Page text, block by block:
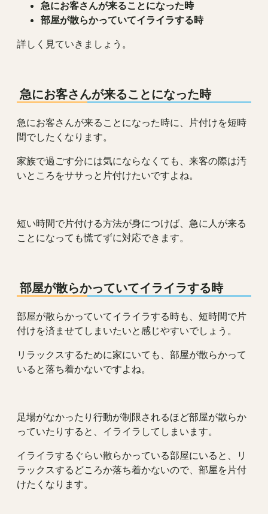
急にお客さんが来ることになった時
部屋が散らかっていてイライラする時
詳しく見ていきましょう。
急にお客さんが来ることになった時
急にお客さんが来ることになった時に、片付けを短時
間でしたくなります。
家族で過ごす分には気にならなくても、来客の際は汚
いところをササっと片付けたいですよね。
短い時間で片付ける方法が身につけば、急に人が来る
ことになっても慌てずに対応できます。
部屋が散らかっていてイライラする時
部屋が散らかっていてイライラする時も、短時間で片
付けを済ませてしまいたいと感じやすいでしょう。
リラックスするために家にいても、部屋が散らかって
いると落ち着かないですよね。
足場がなかったり行動が制限されるほど部屋が散らか
っていたりすると、イライラしてしまいます。
イライラするぐらい散らかっている部屋にいると、リ
ラックスするどころか落ち着かないので、部屋を片付
けたくなります。